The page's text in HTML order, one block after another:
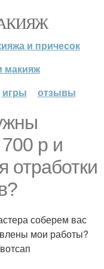
и причесок
макияж
игры отзывы
р и
отработки
соберем вас
мои работы?